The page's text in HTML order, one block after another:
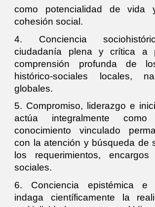
como potencialidad de vida
cohesión social.
4. Conciencia
ciudadanía plena y crítica a
comprensión profunda de
histórico-sociales locales,
globales.
5. Compromiso, liderazgo e
actúa integralmente
conocimiento vinculado
con la atención y búsqueda de
los requerimientos,
sociales.
6. Conciencia epistémica e
indaga científicamente la